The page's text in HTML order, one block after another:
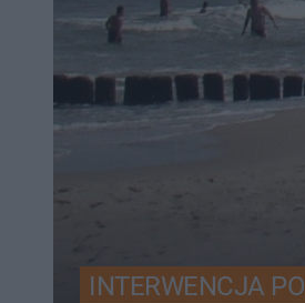
INTERWENCJA